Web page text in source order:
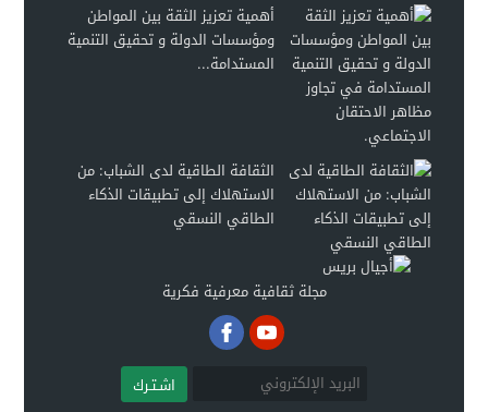
أهمية تعزيز الثقة بين المواطن
ومؤسسات الدولة و تحقيق التنمية
المستدامة...
الثقافة الطاقية لدى الشباب: من
الاستهلاك إلى تطبيقات الذكاء
الطاقي النسقي
مجلة ثقافية معرفية فكرية
اشـتـرك